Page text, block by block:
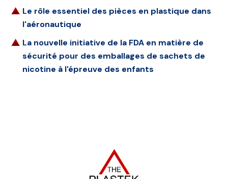
Le rôle essentiel des pièces en plastique dans
l'aéronautique
La nouvelle initiative de la FDA en matière de
sécurité pour des emballages de sachets de
nicotine à l'épreuve des enfants